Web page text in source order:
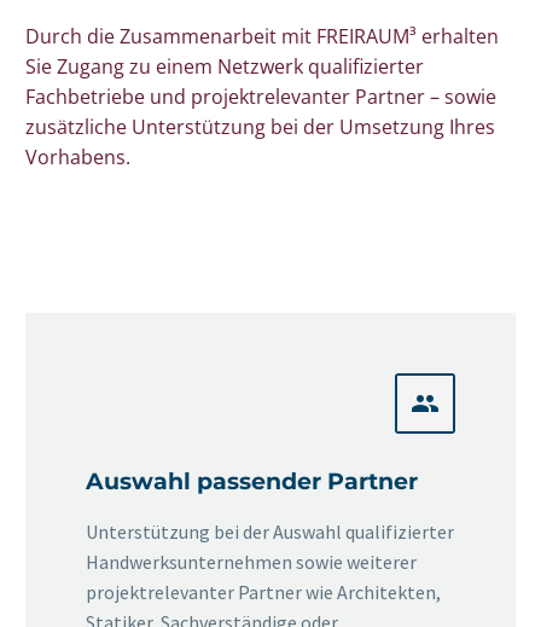
Durch die Zusammenarbeit mit FREIRAUM³ erhalten
Sie Zugang zu einem Netzwerk qualifizierter
Fachbetriebe und projektrelevanter Partner – sowie
zusätzliche Unterstützung bei der Umsetzung Ihres
Vorhabens.


Auswahl passender Partner
Unterstützung bei der Auswahl qualifizierter
Handwerksunternehmen sowie weiterer
projektrelevanter Partner wie Architekten,